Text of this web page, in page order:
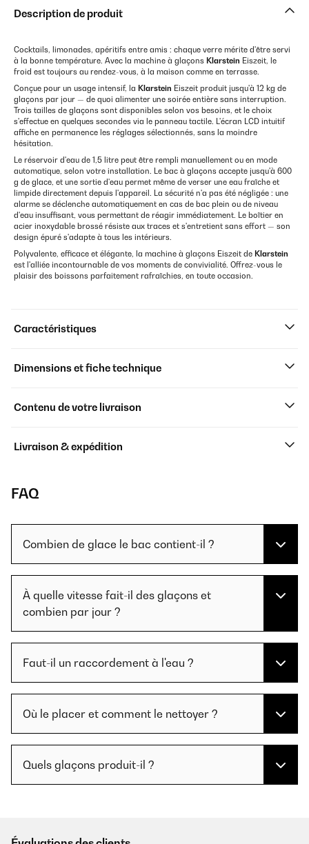
Description de produit
Cocktails, limonades, apéritifs entre amis : chaque verre mérite d'être servi
à la bonne température. Avec la machine à glaçons Klarstein Eiszeit, le
froid est toujours au rendez-vous, à la maison comme en terrasse.
Conçue pour un usage intensif, la Klarstein Eiszeit produit jusqu'à 12 kg de
glaçons par jour — de quoi alimenter une soirée entière sans interruption.
Trois tailles de glaçons sont disponibles selon vos besoins, et le choix
s'effectue en quelques secondes via le panneau tactile. L'écran LCD intuitif
affiche en permanence les réglages sélectionnés, sans la moindre
hésitation.
Le réservoir d'eau de 1,5 litre peut être rempli manuellement ou en mode
automatique, selon votre installation. Le bac à glaçons accepte jusqu'à 600
g de glace, et une sortie d'eau permet même de verser une eau fraîche et
limpide directement depuis l'appareil. La sécurité n'a pas été négligée : une
alarme se déclenche automatiquement en cas de bac plein ou de niveau
d'eau insuffisant, vous permettant de réagir immédiatement. Le boîtier en
acier inoxydable brossé résiste aux traces et s'entretient sans effort — son
design épuré s'adapte à tous les intérieurs.
Polyvalente, efficace et élégante, la machine à glaçons Eiszeit de Klarstein
est l'alliée incontournable de vos moments de convivialité. Offrez-vous le
plaisir des boissons parfaitement rafraîchies, en toute occasion.
Caractéristiques
Dimensions et fiche technique
Contenu de votre livraison
Livraison & expédition
FAQ
Combien de glace le bac contient-il ?
À quelle vitesse fait-il des glaçons et
combien par jour ?
Faut-il un raccordement à l'eau ?
Où le placer et comment le nettoyer ?
Quels glaçons produit-il ?